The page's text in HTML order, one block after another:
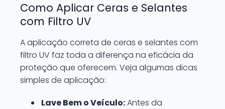
Como Aplicar Ceras e Selantes
com Filtro UV
A aplicação correta de ceras e selantes com
filtro UV faz toda a diferença na eficácia da
proteção que oferecem. Veja algumas dicas
simples de aplicação:
Lave Bem o Veículo:Antes da